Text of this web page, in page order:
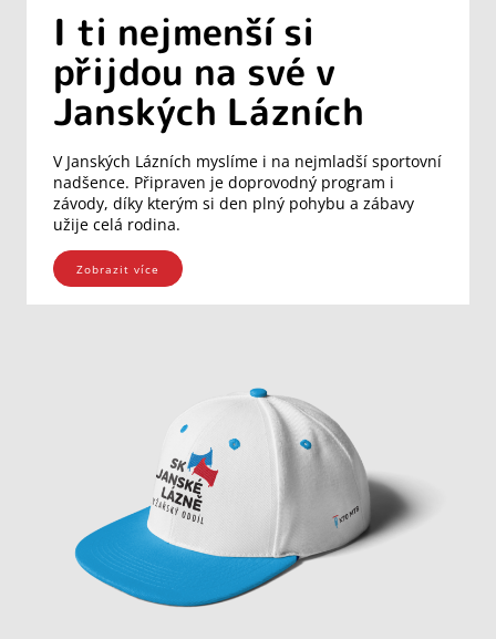
I ti nejmenší si
přijdou na své v
Janských Lázních
V Janských Lázních myslíme i na nejmladší sportovní
nadšence. Připraven je doprovodný program i
závody, díky kterým si den plný pohybu a zábavy
užije celá rodina.
Zobrazit více